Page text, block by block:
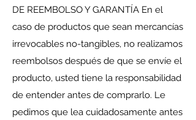
DE REEMBOLSO Y GARANTÍA En el
caso de productos que sean mercancías
irrevocables no-tangibles, no realizamos
reembolsos después de que se envíe el
producto, usted tiene la responsabilidad
de entender antes de comprarlo. Le
pedimos que lea cuidadosamente antes